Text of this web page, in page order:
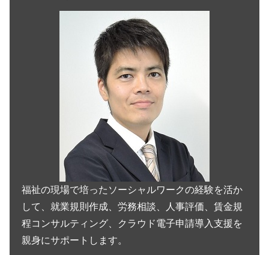
福祉の現場で培ったソーシャルワークの経験を活か
して、就業規則作成、労務相談、人事評価、賃金規
程コンサルティング、クラウド電子申請導入支援を
親身にサポートします。